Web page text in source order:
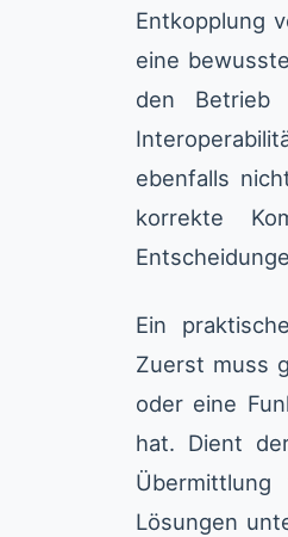
Entkopplung
eine
den Betrieb
ebenfalls
korrekte
Ein
Zuerst muss
oder eine
hat. Dient
Lösungen